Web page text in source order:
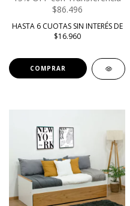
$86.496
HASTA 6 CUOTAS SIN INTERÉS DE
$16.960
COMPRAR